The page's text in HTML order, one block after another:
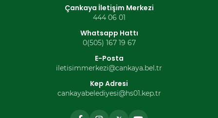
Çankaya İletişim Merkezi
444 06 01
Whatsapp Hattı
0(505) 167 19 67
E-Posta
iletisimmerkezi@cankaya.bel.tr
Kep Adresi
cankayabelediyesi@hs01.kep.tr